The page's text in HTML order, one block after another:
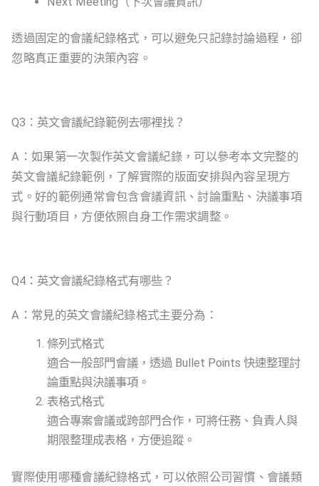
透過固定的會議紀錄格式，可以避免只記錄討論過程，卻
忽略真正重要的決策內容。
Q3：英文會議紀錄範例去哪裡找？
A：如果第一次製作英文會議紀錄，可以參考本文完整的
英文會議紀錄範例，了解實際的版面安排與內容呈現方
式。好的範例通常會包含會議資訊、討論重點、決議事項
與行動項目，方便依照自身工作需求調整。
Q4：英文會議紀錄格式有哪些？
A：常見的英文會議紀錄格式主要分為：
條列式格式
適合一般部門會議，透過 Bullet Points 快速整理討
論重點與決議事項。
表格式格式
適合專案會議或跨部門合作，可將任務、負責人與
期限整理成表格，方便追蹤。
實際使用哪種會議紀錄格式，可以依照公司習慣、會議類